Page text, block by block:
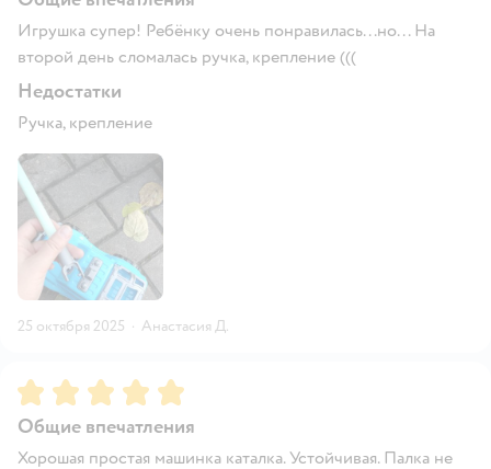
Игрушка супер! Ребёнку очень понравилась...но... На
второй день сломалась ручка, крепление (((
Недостатки
Ручка, крепление
25 октября 2025 · Анастасия Д.
Рейтинг:5
Общие впечатления
Хорошая простая машинка каталка. Устойчивая. Палка не